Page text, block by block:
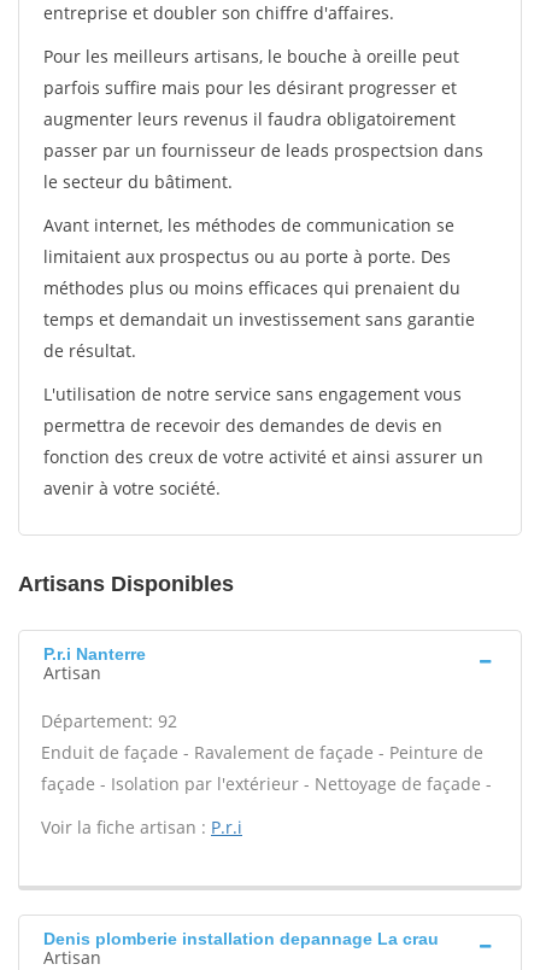
entreprise et doubler son chiffre d'affaires.
Pour les meilleurs artisans, le bouche à oreille peut
parfois suffire mais pour les désirant progresser et
augmenter leurs revenus il faudra obligatoirement
passer par un fournisseur de leads prospectsion dans
le secteur du bâtiment.
Avant internet, les méthodes de communication se
limitaient aux prospectus ou au porte à porte. Des
méthodes plus ou moins efficaces qui prenaient du
temps et demandait un investissement sans garantie
de résultat.
L'utilisation de notre service sans engagement vous
permettra de recevoir des demandes de devis en
fonction des creux de votre activité et ainsi assurer un
avenir à votre société.
Artisans Disponibles
P.r.i Nanterre
Artisan
Département: 92
Enduit de façade - Ravalement de façade - Peinture de
façade - Isolation par l'extérieur - Nettoyage de façade -
Voir la fiche artisan : P.r.i
Denis plomberie installation depannage La crau
Artisan